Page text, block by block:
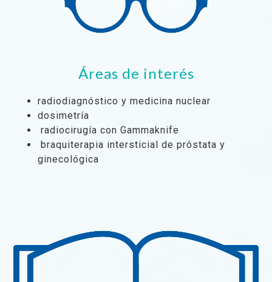
Áreas de interés
radiodiagnóstico y medicina nuclear
dosimetría
radiocirugía con Gammaknife
braquiterapia intersticial de próstata y
ginecológica